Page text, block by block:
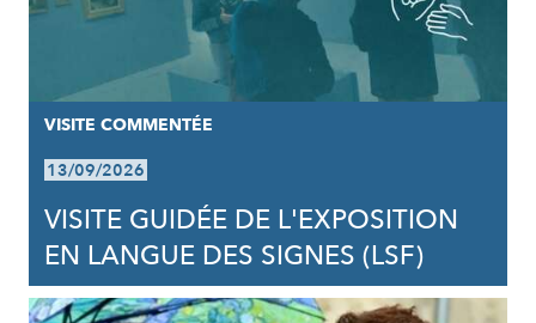
VISITE COMMENTÉE
13/09/2026
VISITE GUIDÉE DE L'EXPOSITION
EN LANGUE DES SIGNES (LSF)